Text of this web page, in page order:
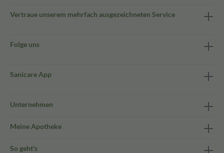
Vertraue unserem mehrfach ausgezeichneten Service
Folge uns
Sanicare App
Unternehmen
Meine Apotheke
So geht's